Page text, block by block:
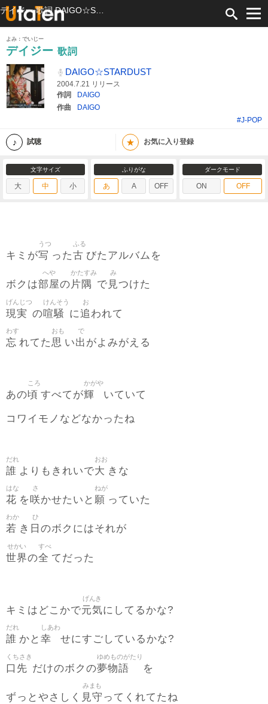
よみ：でいじー
デイジー 歌詞
DAIGO☆STARDUST
2004.7.21 リリース
作詞
DAIGO
作曲
DAIGO
#J-POP
試聴 ★ お気に入り登録
文字サイズ
大 中 小
ふりがな
あ A OFF
ダークモード
ON OFF
キミが写
うつ
った古
ふる
びたアルバムを
ボクは部屋
へや
の片隅
かたすみ
で 見
み
つけた
現実
げんじつ
の喧騒
けんそう
に追
お
われて
忘
わす
れてた思
おも
い出
で
がよみがえる
あの頃
ころ
すべてが輝
かがや
いていて
コワイモノなどなかったね
誰
だれ
よりもきれいで大
おお
きな
花
はな
を咲
さ
かせたいと 願
ねが
っていた
若
わか
き 日
ひ
のボクにはそれが
世界
せかい
の全
すべ
てだった
キミはどこかで元気
げんき
にしてるかな?
誰
だれ
かと 幸
しあわ
せにすごしているかな?
口先
くちさき
だけのボクの夢物語
ゆめものがたり
を
ずっとやさしく 見守
みまも
ってくれてたね